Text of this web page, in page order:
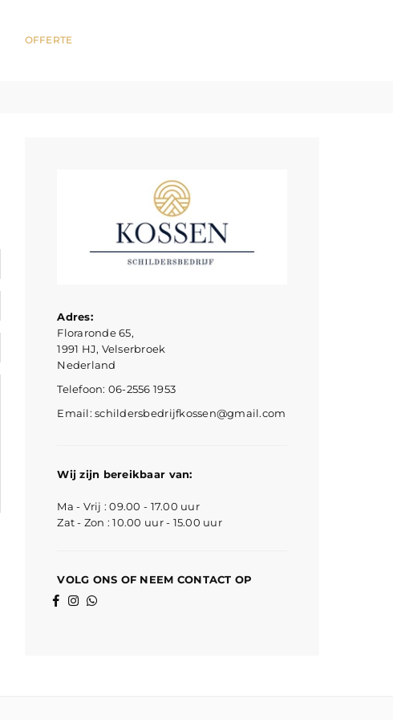
OFFERTE
Adres:
Floraronde 65,
1991 HJ, Velserbroek
Nederland
Telefoon: 06-2556 1953
Email: schildersbedrijfkossen@gmail.com
Wij zijn bereikbaar van:
Ma - Vrij : 09.00 - 17.00 uur
Zat - Zon : 10.00 uur - 15.00 uur
VOLG ONS OF NEEM CONTACT OP
Facebook
Instagram
Whatsapp